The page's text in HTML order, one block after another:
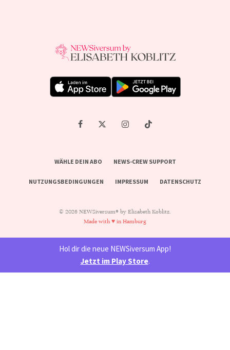
WÄHLE DEIN ABO NEWS-CREW SUPPORT
NUTZUNGSBEDINGUNGEN IMPRESSUM DATENSCHUTZ
© 2026 NEWSiversum® by Elisabeth Koblitz.
Made with ♥ in Hamburg
Hol dir die neue NEWSiversum App!
Jetzt im Play Store.